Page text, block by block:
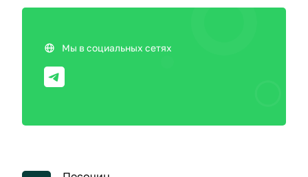
Мы в социальных сетях